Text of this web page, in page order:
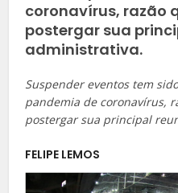
coronavírus, razão
postergar sua
administrativa.
Suspender eventos tem
pandemia de coronavírus,
postergar sua principal
FELIPE LEMOS